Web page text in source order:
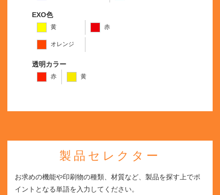
EXO色
黄 赤
オレンジ
透明カラー
赤 黄
製品セレクター
お求めの機能や印刷物の種類、材質など、製品を探す上でポ
イントとなる単語を入力してください。